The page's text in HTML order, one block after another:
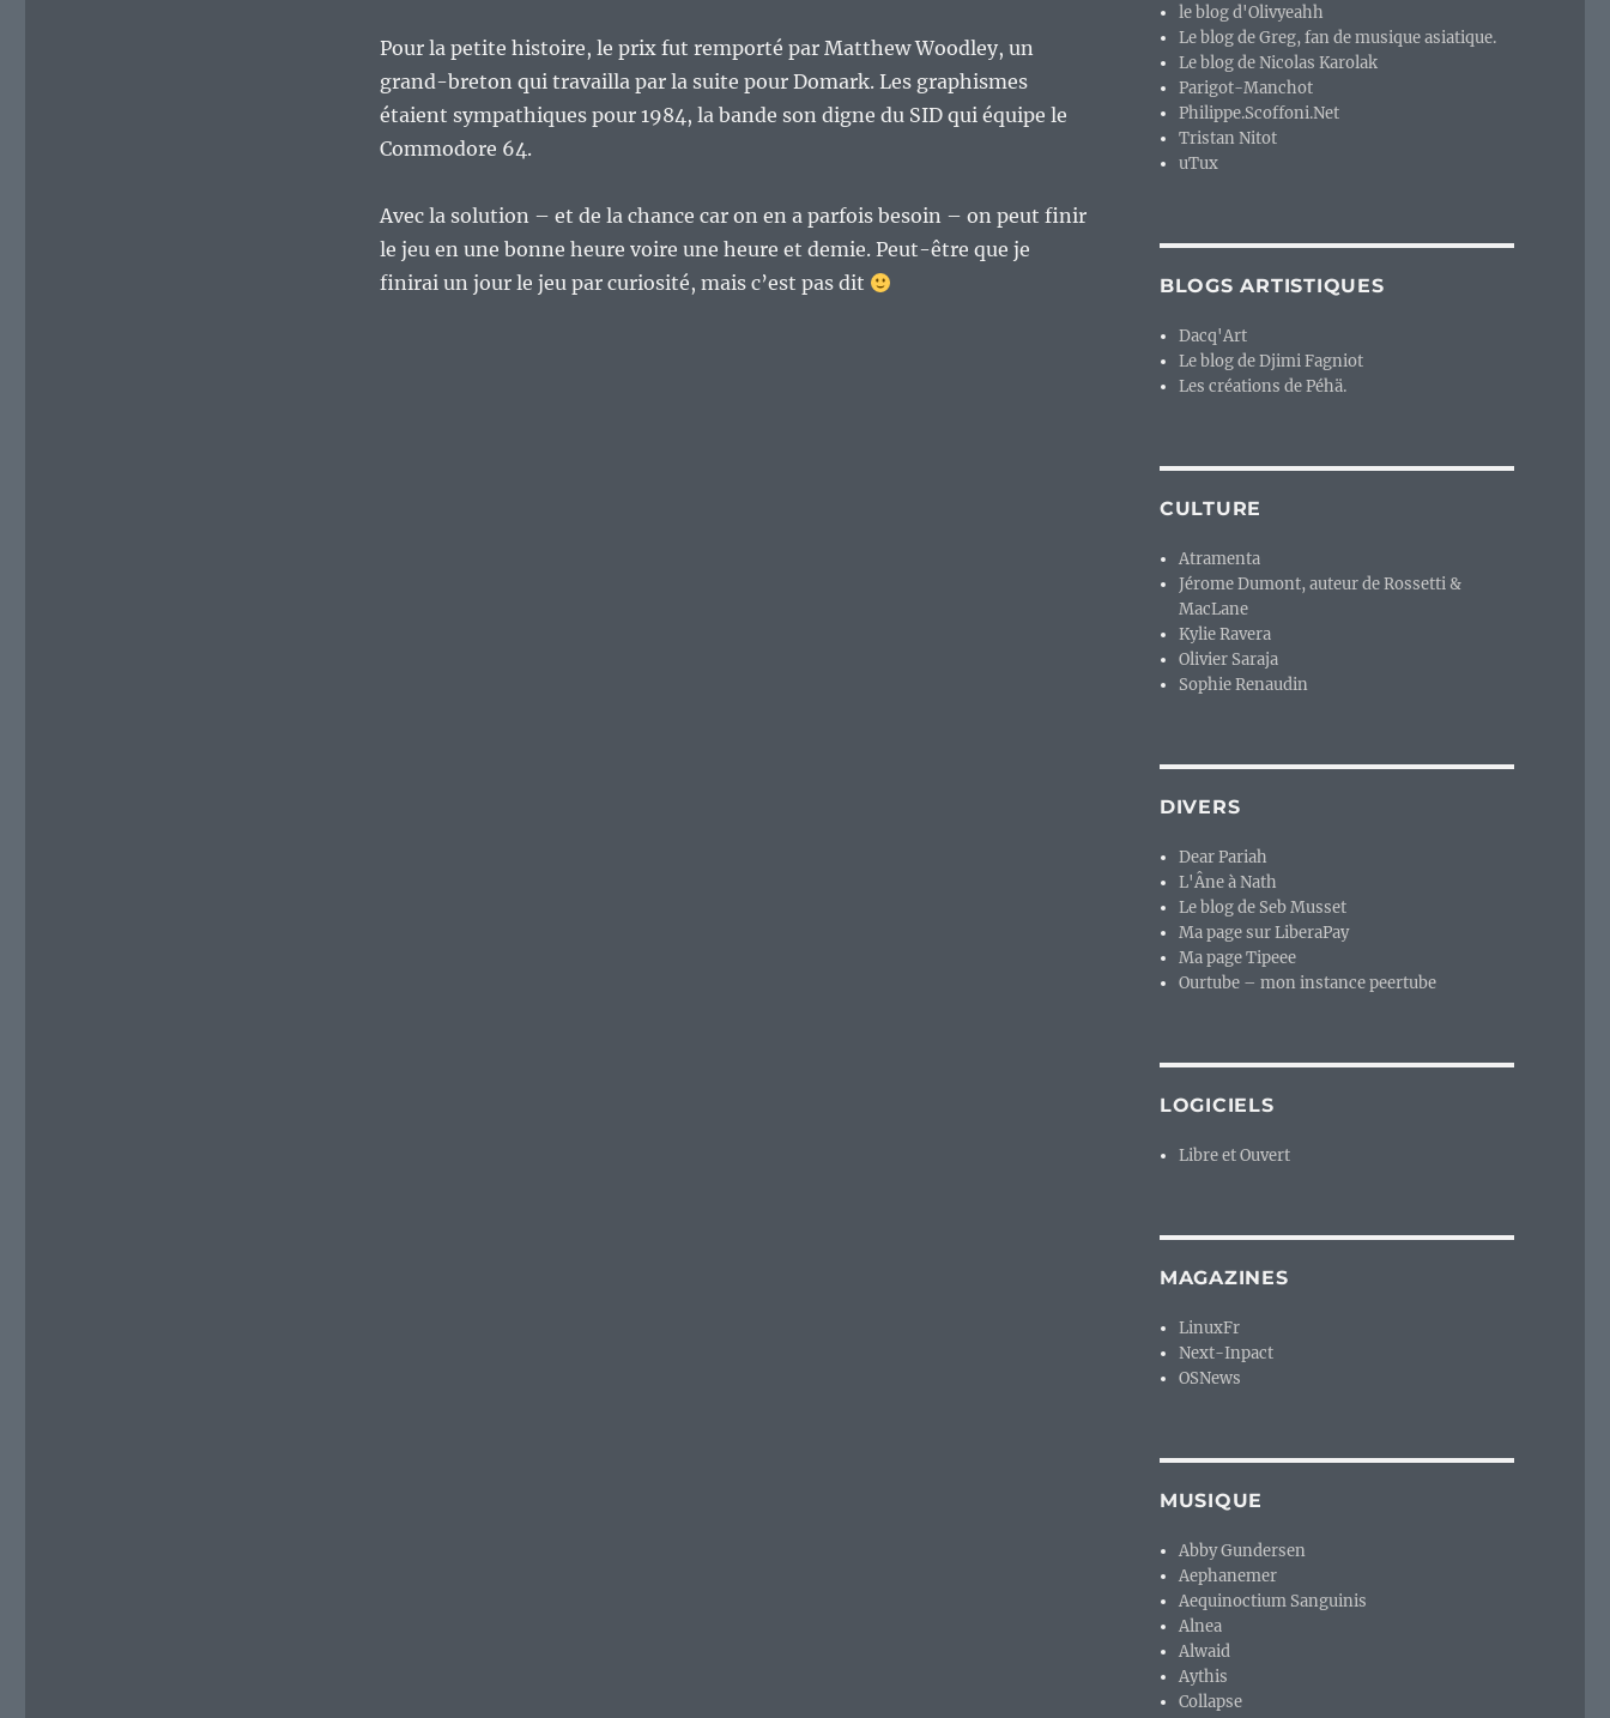
Pour la petite histoire, le prix fut remporté par Matthew Woodley, un
grand-breton qui travailla par la suite pour Domark. Les graphismes
étaient sympathiques pour 1984, la bande son digne du SID qui équipe le
Commodore 64.
Avec la solution – et de la chance car on en a parfois besoin – on peut finir
le jeu en une bonne heure voire une heure et demie. Peut-être que je
finirai un jour le jeu par curiosité, mais c’est pas dit
le blog d'Olivyeahh
Le blog de Greg, fan de musique asiatique.
Le blog de Nicolas Karolak
Parigot-Manchot
Philippe.Scoffoni.Net
Tristan Nitot
uTux
BLOGS ARTISTIQUES
Dacq'Art
Le blog de Djimi Fagniot
Les créations de Péhä.
CULTURE
Atramenta
Jérome Dumont, auteur de Rossetti &
MacLane
Kylie Ravera
Olivier Saraja
Sophie Renaudin
DIVERS
Dear Pariah
L'Âne à Nath
Le blog de Seb Musset
Ma page sur LiberaPay
Ma page Tipeee
Ourtube – mon instance peertube
LOGICIELS
Libre et Ouvert
MAGAZINES
LinuxFr
Next-Inpact
OSNews
MUSIQUE
Abby Gundersen
Aephanemer
Aequinoctium Sanguinis
Alnea
Alwaid
Aythis
Collapse